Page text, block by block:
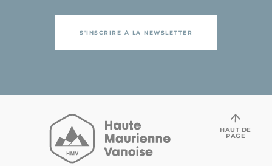
S'INSCRIRE À LA NEWSLETTER
HAUT DE
PAGE